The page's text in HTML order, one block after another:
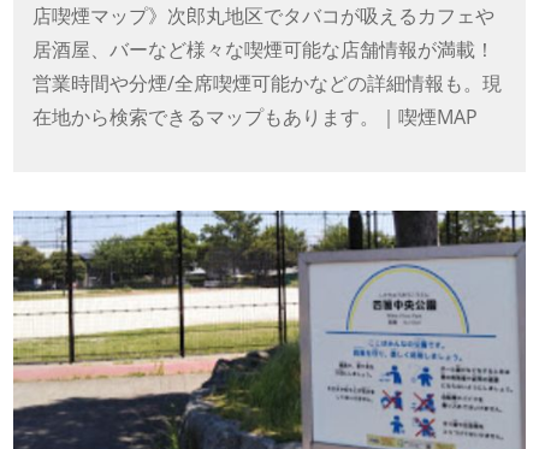
店喫煙マップ》次郎丸地区でタバコが吸えるカフェや
居酒屋、バーなど様々な喫煙可能な店舗情報が満載！
営業時間や分煙/全席喫煙可能かなどの詳細情報も。現
在地から検索できるマップもあります。｜喫煙MAP